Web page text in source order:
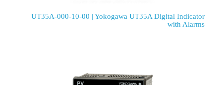
UT35A-000-10-00 | Yokogawa UT35A Digital Indicator
with Alarms